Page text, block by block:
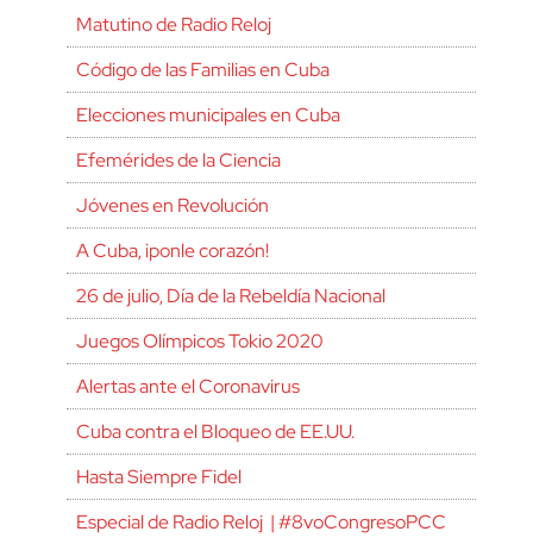
Matutino de Radio Reloj
Código de las Familias en Cuba
Elecciones municipales en Cuba
Efemérides de la Ciencia
Jóvenes en Revolución
A Cuba, ¡ponle corazón!
26 de julio, Día de la Rebeldía Nacional
Juegos Olímpicos Tokio 2020
Alertas ante el Coronavirus
Cuba contra el Bloqueo de EE.UU.
Hasta Siempre Fidel
Especial de Radio Reloj | #8voCongresoPCC